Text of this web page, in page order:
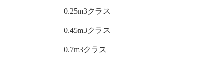
0.25m3クラス
0.45m3クラス
0.7m3クラス